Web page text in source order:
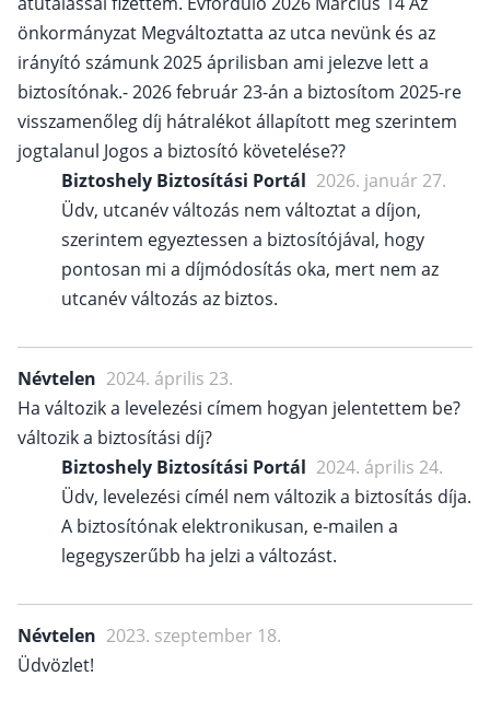
önkormányzat Megváltoztatta az utca nevünk és az
irányító számunk 2025 áprilisban ami jelezve lett a
biztosítónak.- 2026 február 23-án a biztosítom 2025-re
visszamenőleg díj hátralékot állapított meg szerintem
jogtalanul Jogos a biztosító követelése??
Biztoshely Biztosítási Portál 2026. január 27.
Üdv, utcanév változás nem változtat a díjon,
szerintem egyeztessen a biztosítójával, hogy
pontosan mi a díjmódosítás oka, mert nem az
utcanév változás az biztos.
Névtelen 2024. április 23.
Ha változik a levelezési címem hogyan jelentettem be?
változik a biztosítási díj?
Biztoshely Biztosítási Portál 2024. április 24.
Üdv, levelezési címél nem változik a biztosítás díja.
A biztosítónak elektronikusan, e-mailen a
legegyszerűbb ha jelzi a változást.
Névtelen 2023. szeptember 18.
Üdvözlet!